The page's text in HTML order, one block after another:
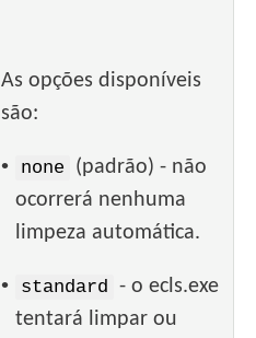
As opções disponíveis
são:
• none
(padrão) - não
ocorrerá nenhuma
limpeza automática.
• standard - o ecls.exe
tentará limpar ou